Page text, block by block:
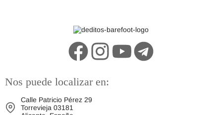
Nos puede localizar en:
Calle Patricio Pérez 29
Torrevieja 03181